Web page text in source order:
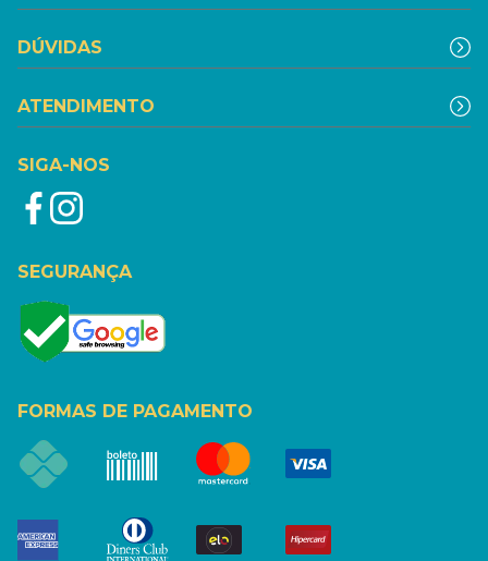
DÚVIDAS
ATENDIMENTO
SIGA-NOS
SEGURANÇA
FORMAS DE PAGAMENTO